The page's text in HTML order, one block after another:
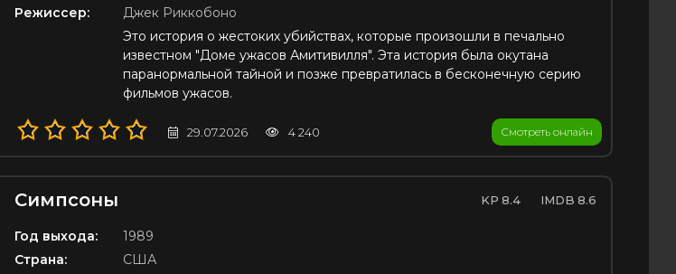
Режиссер:
Джек Риккобоно
Это история о жестоких убийствах, которые произошли в печально
известном "Доме ужасов Амитивилля". Эта история была окутана
паранормальной тайной и позже превратилась в бесконечную серию
фильмов ужасов.
29.07.2026 4 240 Смотреть онлайн
Симпсоны 8.4 8.6
Год выхода:
1989
Страна:
США